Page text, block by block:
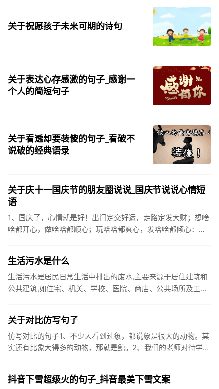
关于祝愿孩子未来可期的诗句
关于表达心存感激的句子_感谢一
个人的简短句子
关于看透却要装傻的句子_看破不
说破的经典语录
关于庆十一国庆节的朋友圈说说_国庆节说说心情短
语
1、国庆了，心情就是好！出门定交好运，走路定发大财；想啥
啥都开心，做啥啥都顺心；玩啥啥都爽心，发啥啥都倾心：祝
生活污水是什么
生活污水是居民日常生活中排出的废水,主要来源于居住建筑和
公共建筑,如住宅、机关、学校、医院、商店、公共场所及工业
关于对比仿写句子
仿写对比的句子1、不少人看到过象，都说象是很大的动物。其
实还有比象大得多的动物，那就是鲸。2、我们的老师对待学生
抖音下雪超级火的句子_抖音最美下雪文案